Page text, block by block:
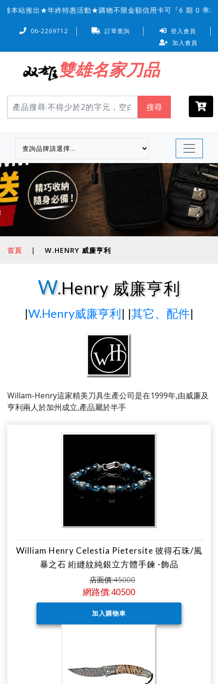
站推出★年終特惠活動★購物不限金額信用卡可『6 期 0 率利』
06-2269712 訂單查詢
登入會員
加入會員
雙雄名家刀品
搜尋
首頁 | W.HENRY 威廉亨利
W.Henry 威廉亨利
|W.Henry威廉亨利| |其它、配件|
Willam-Henry這家精美刀具生產公司是在1999年,由威廉及
亨利兩人於加州成立,產品屬於半手
William Henry Celestia Pietersite 彼得石珠/風
暴之石 絎縫紋純銀立方體手鍊 -飾品
店面價:45000
網路價:40500